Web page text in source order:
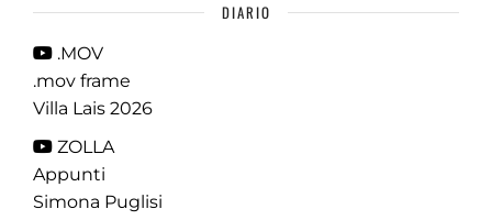
DIARIO
.MOV
.mov frame
Villa Lais 2026
ZOLLA
Appunti
Simona Puglisi